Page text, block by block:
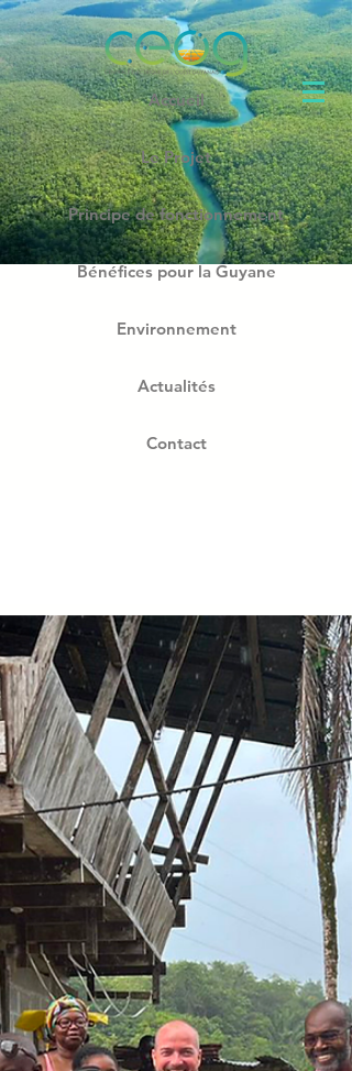
Accueil
Le Projet
Principe de fonctionnement
Bénéfices pour la Guyane
Environnement
Actualités
Contact